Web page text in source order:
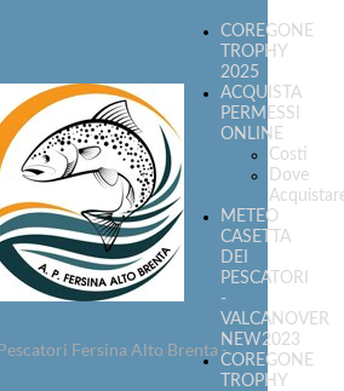
COREGONE
TROPHY
2025
ACQUISTA
PERMESSI
ONLINE
Costi
Dove
METEO
CASETTA
DEI
PESCATORI
-
VALCANOVER
NEW2023
COREGONE
TROPHY
Fersina Alto Brenta -